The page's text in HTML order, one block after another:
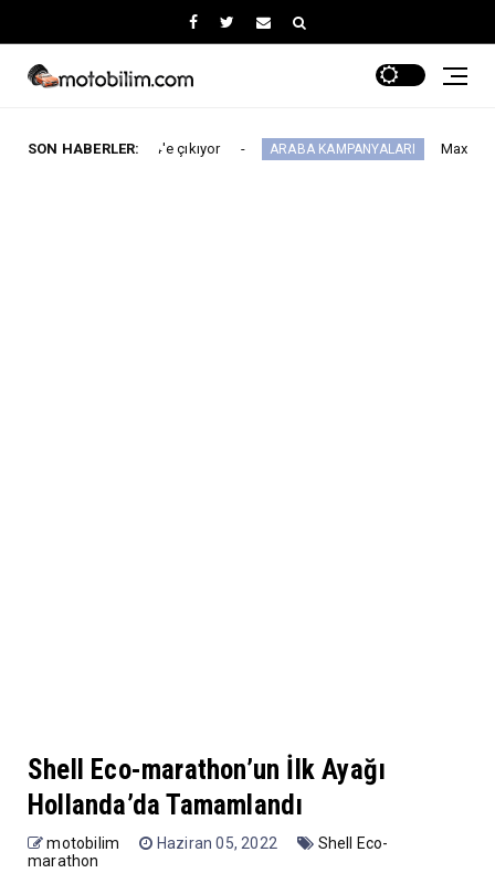
SON HABERLER:
64'e çıkıyor ARABA KAMPANYALARI Maxus Modellerinde
Shell Eco-marathon’un İlk Ayağı
Hollanda’da Tamamlandı
motobilim Haziran 05, 2022
Shell Eco-
marathon